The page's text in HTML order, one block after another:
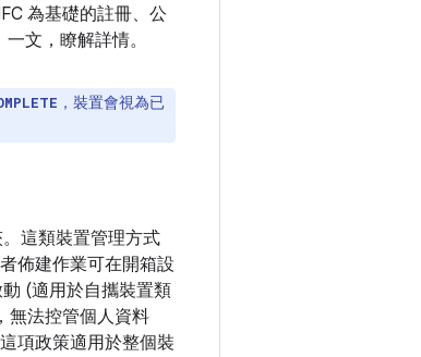
為基礎的註冊、公
一文，瞭解詳情。
，裝置會視為已
這類裝置管理方式
佈建作業可在開箱設
(適用於自攜裝置類
無法控管個人資料
項政策適用於整個裝